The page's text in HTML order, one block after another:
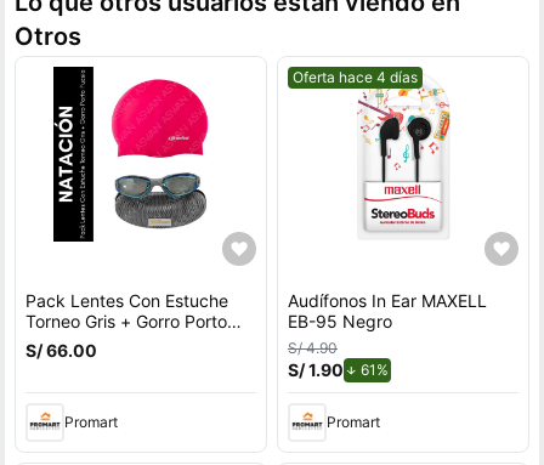
Otros
Pack Lentes Con Estuche
Torneo Gris + Gorro Porto
Fucsia
S/ 66.00
Promart
Mejor precio.
Oferta hace 4 días
Audífonos In Ear MAXELL
EB-95 Negro
S/ 4.90
S/ 1.90 61%de descuento.
Promart